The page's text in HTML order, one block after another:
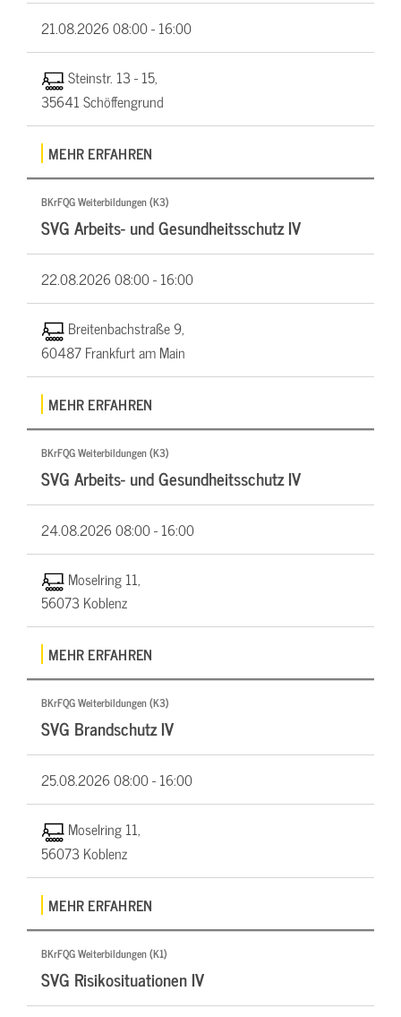
21.08.202608:00 - 16:00
Steinstr. 13 - 15,
35641 Schöffengrund
MEHR ERFAHREN
BKrFQG Weiterbildungen (K3)
SVG Arbeits- und Gesundheitsschutz IV
22.08.202608:00 - 16:00
Breitenbachstraße 9,
60487 Frankfurt am Main
MEHR ERFAHREN
BKrFQG Weiterbildungen (K3)
SVG Arbeits- und Gesundheitsschutz IV
24.08.202608:00 - 16:00
Moselring 11,
56073 Koblenz
MEHR ERFAHREN
BKrFQG Weiterbildungen (K3)
SVG Brandschutz IV
25.08.202608:00 - 16:00
Moselring 11,
56073 Koblenz
MEHR ERFAHREN
BKrFQG Weiterbildungen (K1)
SVG Risikosituationen IV